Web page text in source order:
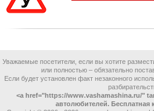
Уважаемые посетители, если вы хотите
или полностью – обязательно
Если будет установлен факт незаконного
<a href="https://www.vashamashina.ru/"
автолюбителей. Бесплатная